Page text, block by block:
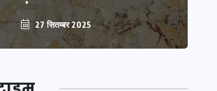
27 सितम्बर 2025